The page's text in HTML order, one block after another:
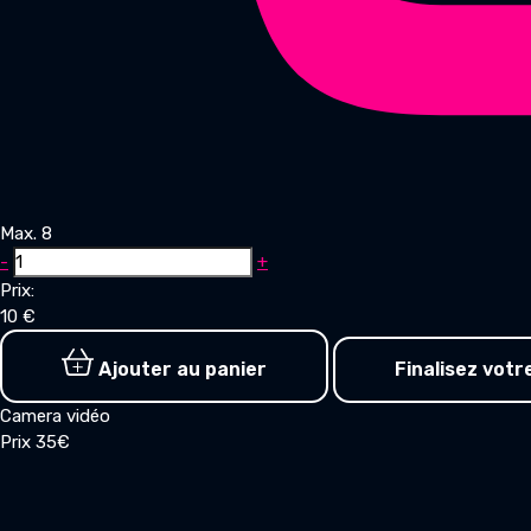
Max. 8
-
+
Prix:
10 €
Ajouter au panier Finalisez
Camera vidéo
Prix 35€